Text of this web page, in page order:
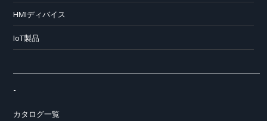
HMIディバイス
IoT製品
-
カタログ一覧